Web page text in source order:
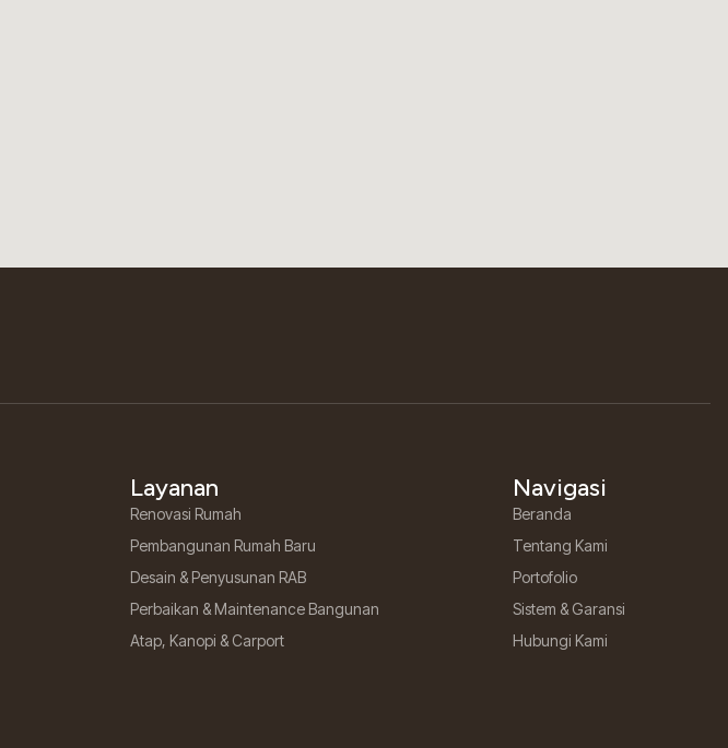
Layanan
Renovasi Rumah
Pembangunan Rumah Baru
Desain & Penyusunan RAB
Perbaikan & Maintenance Bangunan
Atap, Kanopi & Carport
Navigasi
Beranda
Tentang Kami
Portofolio
Sistem & Garansi
Hubungi Kami